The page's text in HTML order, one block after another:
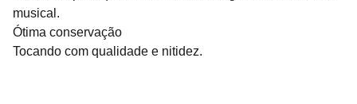
musical.
Ótima conservação
Tocando com qualidade e nitidez.